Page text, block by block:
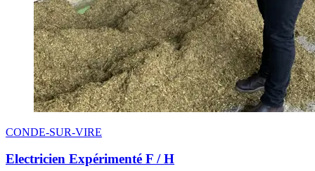
CONDE-SUR-VIRE
Electricien Expérimenté F / H